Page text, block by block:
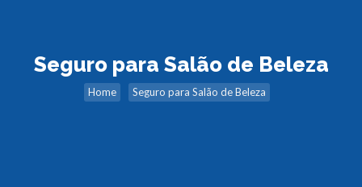
Seguro para Salão de Beleza
Home Seguro para Salão de Beleza